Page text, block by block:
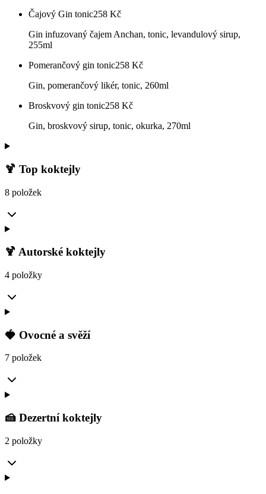
Čajový Gin tonic258 Kč
Gin infuzovaný čajem Anchan, tonic, levandulový sirup,
255ml
Pomerančový gin tonic258 Kč
Gin, pomerančový likér, tonic, 260ml
Broskvový gin tonic258 Kč
Gin, broskvový sirup, tonic, okurka, 270ml
🍹 Top koktejly
8 položek
🍹 Autorské koktejly
4 položky
🍓 Ovocné a svěží
7 položek
🍰 Dezertní koktejly
2 položky